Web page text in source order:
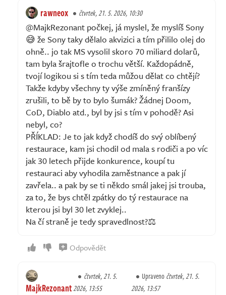
rawneox čtvrtek, 21. 5. 2026, 10:30
@MajkRezonant počkej, já myslel, že myslíš Sony
😅 že Sony taky dělalo akvizici a tím přililo olej do
ohně.. jo tak MS vysolil skoro 70 miliard dolarů,
tam byla šrajtofle o trochu větší. Každopádně,
tvojí logikou si s tím teda můžou dělat co chtějí?
Takže kdyby všechny ty výše zmíněný franšízy
zrušili, to bě by to bylo šumák? Žádnej Doom,
CoD, Diablo atd., byl by jsi s tím v pohodě? Asi
nebyl, co?
PŘÍKLAD: Je to jak když chodíš do svý oblíbený
restaurace, kam jsi chodil od mala s rodiči a po víc
jak 30 letech přijde konkurence, koupí tu
restauraci aby vyhodila zaměstnance a pak jí
zavřela.. a pak by se ti někdo smál jakej jsi trouba,
za to, že bys chtěl zpátky do tý restaurace na
kterou jsi byl 30 let zvyklej..
Na čí straně je tedy spravedlnost?⚖️
Odpovědět
MajkRezonant
čtvrtek, 21. 5.
2026, 13:55
Upravenočtvrtek, 21. 5.
2026, 13:57